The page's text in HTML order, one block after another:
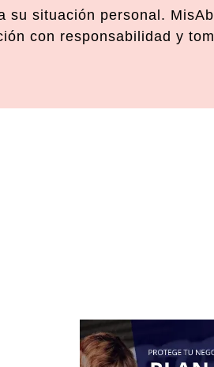
su situación personal.
con responsabilidad y